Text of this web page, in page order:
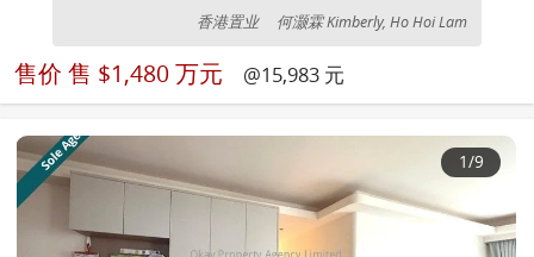
香港置业 何灏霖 Kimberly, Ho Hoi Lam
售价 售 $1,480 万元 @15,983 元
1/9